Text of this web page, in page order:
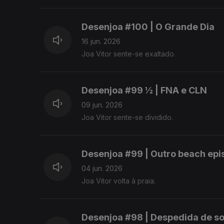
Desenjoa #100 | O Grande Dia
16 jun. 2026
Joa Vitor sente-se exaltado.
Desenjoa #99 ½ | FNA e CLN
09 jun. 2026
Joa Vitor sente-se dividido.
Desenjoa #99 | Outro beach
04 jun. 2026
Joa Vitor volta à praia.
Desenjoa #98 | Despedida de